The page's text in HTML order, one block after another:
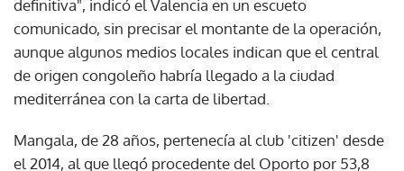
definitiva", indicó el Valencia en un escueto
comunicado, sin precisar el montante de la operación,
aunque algunos medios locales indican que el central
de origen congoleño habría llegado a la ciudad
mediterránea con la carta de libertad.
Mangala, de 28 años, pertenecía al club 'citizen' desde
el 2014, al que llegó procedente del Oporto por 53,8